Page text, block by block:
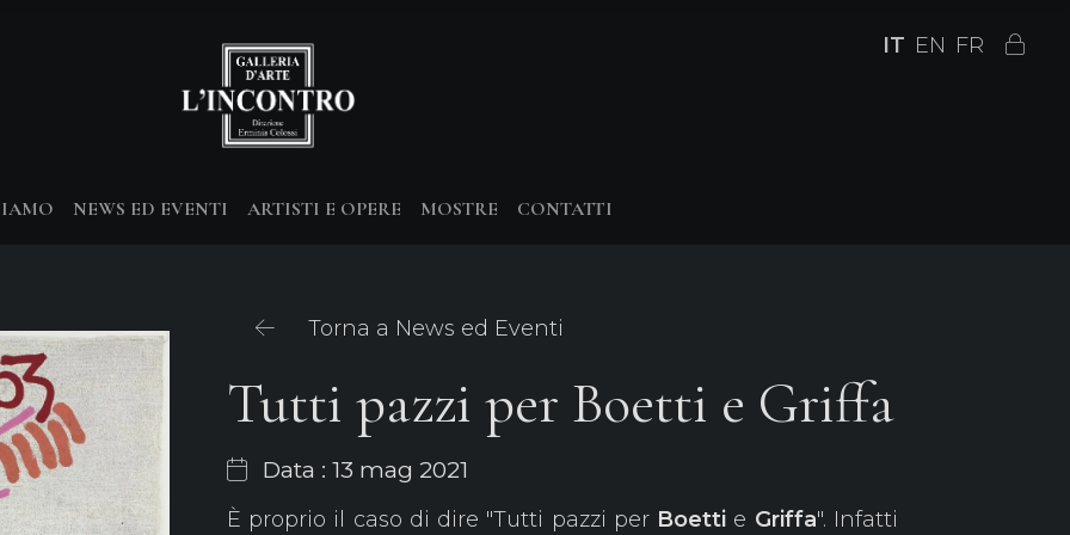
IT EN FR
NEWS ED EVENTI ARTISTI E OPERE MOSTRE CONTATTI
Torna a News ed Eventi
Tutti pazzi per Boetti e Griffa
Data : 13 mag 2021
È proprio il caso di dire "Tutti pazzi per Boetti e Griffa". Infatti